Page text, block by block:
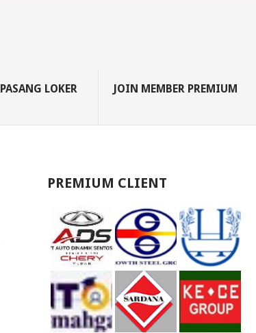
PASANG LOKER JOIN MEMBER PREMIUM
PREMIUM CLIENT